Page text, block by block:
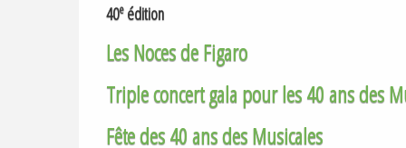
40e édition
Les Noces de Figaro
Triple concert gala pour les 40 ans des
Fête des 40 ans des Musicales